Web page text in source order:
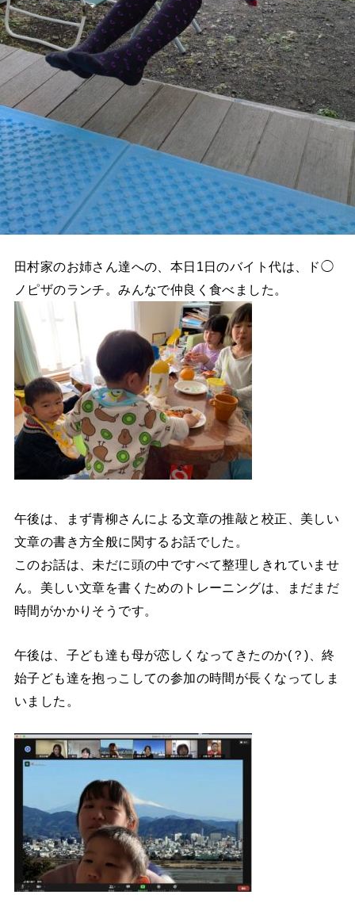
田村家のお姉さん達への、本日1日のバイト代は、ド◯
ノピザのランチ。みんなで仲良く食べました。
午後は、まず青柳さんによる文章の推敲と校正、美しい
文章の書き方全般に関するお話でした。
このお話は、未だに頭の中ですべて整理しきれていませ
ん。美しい文章を書くためのトレーニングは、まだまだ
時間がかかりそうです。
午後は、子ども達も母が恋しくなってきたのか(？)、終
始子ども達を抱っこしての参加の時間が長くなってしま
いました。